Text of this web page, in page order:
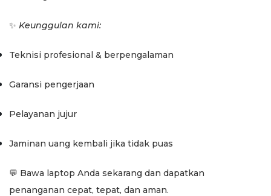
✨ Keunggulan kami:
Teknisi profesional & berpengalaman
Garansi pengerjaan
Pelayanan jujur
Jaminan uang kembali jika tidak puas
💬 Bawa laptop Anda sekarang dan dapatkan
penanganan cepat, tepat, dan aman.